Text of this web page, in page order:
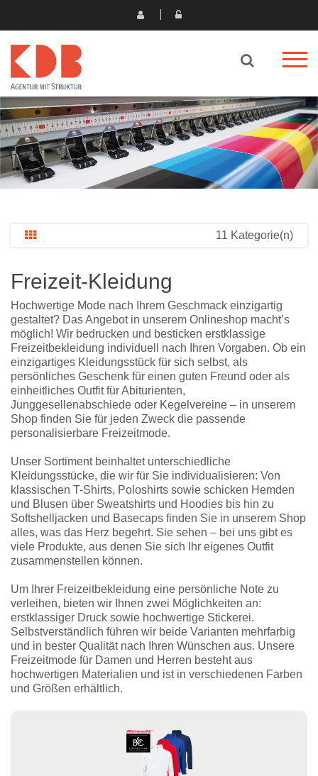
11 Kategorie(n)
Freizeit-Kleidung
Hochwertige Mode nach Ihrem Geschmack einzigartig
gestaltet? Das Angebot in unserem Onlineshop macht’s
möglich! Wir bedrucken und besticken erstklassige
Freizeitbekleidung individuell nach Ihren Vorgaben. Ob ein
einzigartiges Kleidungsstück für sich selbst, als
persönliches Geschenk für einen guten Freund oder als
einheitliches Outfit für Abiturienten,
Junggesellenabschiede oder Kegelvereine – in unserem
Shop finden Sie für jeden Zweck die passende
personalisierbare Freizeitmode.
Unser Sortiment beinhaltet unterschiedliche
Kleidungsstücke, die wir für Sie individualisieren: Von
klassischen T-Shirts, Poloshirts sowie schicken Hemden
und Blusen über Sweatshirts und Hoodies bis hin zu
Softshelljacken und Basecaps finden Sie in unserem Shop
alles, was das Herz begehrt. Sie sehen – bei uns gibt es
viele Produkte, aus denen Sie sich Ihr eigenes Outfit
zusammenstellen können.
Um Ihrer Freizeitbekleidung eine persönliche Note zu
verleihen, bieten wir Ihnen zwei Möglichkeiten an:
erstklassiger Druck sowie hochwertige Stickerei.
Selbstverständlich führen wir beide Varianten mehrfarbig
und in bester Qualität nach Ihren Wünschen aus. Unsere
Freizeitmode für Damen und Herren besteht aus
hochwertigen Materialien und ist in verschiedenen Farben
und Größen erhältlich.